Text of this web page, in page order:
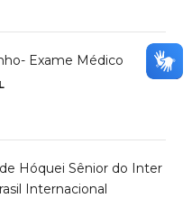
Exame Médico
Hóquei Sênior do Inter
Internacional